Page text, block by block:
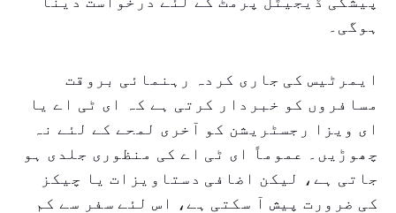
ہوگی۔
ایمرٹیس کی جاری کردہ رہنمائی بروقت
مسافروں کو خبردار کرتی ہے کہ ای ٹی اے یا
ای ویزا رجسٹریشن کو آخری لمحے کے لئے نہ
چھوڑیں۔ عموماً ای ٹی اے کی منظوری جلدی ہو
جاتی ہے، لیکن اضافی دستاویزات یا چیکز
کی ضرورت پیش آ سکتی ہے، اس لئے سفر سے کم